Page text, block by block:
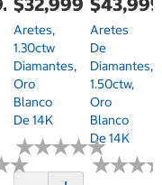
★
★
Aretes,
1.30ctw
Diamantes,
Oro
Blanco
De 14K
★★★★★
★★★★★
Aretes
De
Diamantes,
1.50ctw,
Oro
Blanco
De 14K
★★★
★★★